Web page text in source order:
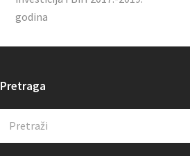
godina
Pretraga